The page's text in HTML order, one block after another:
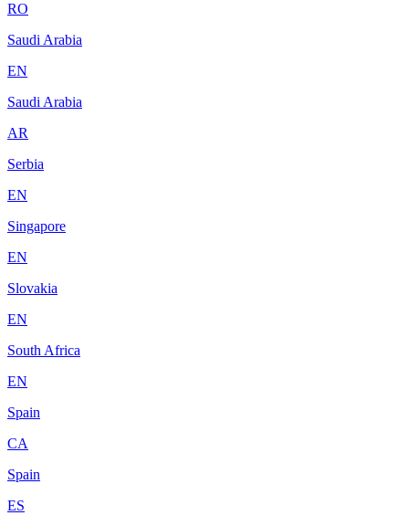
RO
Saudi Arabia
EN
Saudi Arabia
AR
Serbia
EN
Singapore
EN
Slovakia
EN
South Africa
EN
Spain
CA
Spain
ES